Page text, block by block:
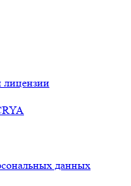
лицензии
данных